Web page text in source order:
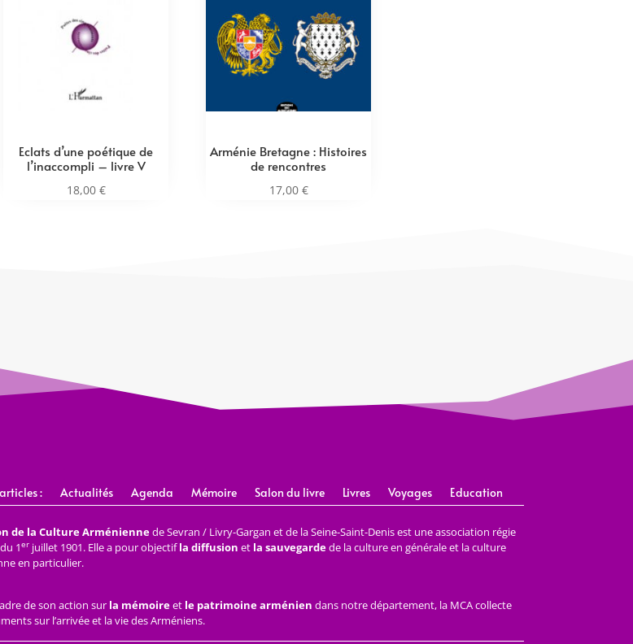
Eclats d’une poétique de
l’inaccompli – livre V
18,00 €
Arménie Bretagne : Histoires
de rencontres
17,00 €
: Actualités Agenda Mémoire Salon du livre Livres Voyages Education
de la Culture Arméniennede Sevran / Livry-Gargan et de la Seine-Saint-Denis est une association régie
1erjuillet 1901. Elle a pour objectifla diffusion et la sauvegardede la culture en générale et la culture
en particulier.
de son action sur la mémoireet le patrimoine arménien dans notre département, la MCA collecte
sur l’arrivée et la vie des Arméniens.